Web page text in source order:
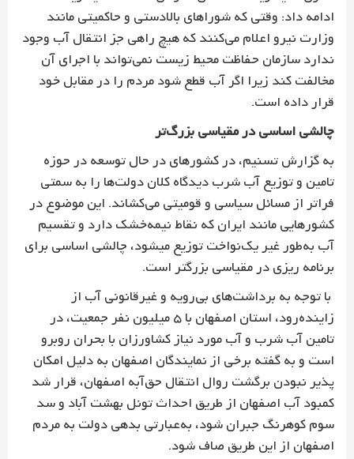
ادامه داد: وقتی که شوراهای بالادستی و حاکمیتی مانند
وزارت نیرو اعلام می‌کنند که هیچ راهی جز انتقال آب وجود
ندارد سازمان حفاظت محیط زیست نمی‌تواند با اجرای آن
مخالفت کند زیرا اگر آب قطع شود مردم را در مقابل خود
قرار داده است.
چالشی اساسی در مقیاسی بزرگ‌تر
به گزارش تسنیم، در کشور‌های در حال توسعه در حوزه
تامین و توزیع آب شرب دیدگاه کلان دولت‌ها را به سمتی
فراتر از مسائل سیاسی و قومیتی می‌کشاند. این موضوع در
کشورهایی مانند ایران که نقاط نیمه‌خشک دارد و تقسیم
آب به‌طور غیر یک‌نواخت توزیع می‎شود، چالشی اساسی برای
برنامه ریزی در مقیاسی بزرگتر است.
با توجه به برداشت‌های بی‌رویه و غیر‌قانونی آب از
زاینده‌رود، استان اصفهان با 5 میلیون نفر جمعیت، در
تامین آب شرب و آب مورد نیاز کشاورزان با بحران روبرو
است و به گفته برخی از نمایندگان اصفهان به دلیل امکان
پذیر نبودن برگشت روال انتقال حق‌آبه اصفهان، قرار شد
کمبود آب اصفهان از طریق احداث تونل بهشت آباد و سد
سوم کوهرنگ جبران شود، به‌عبارتی بدهی دولت به مردم
اصفهان از این طریق صاف شود.